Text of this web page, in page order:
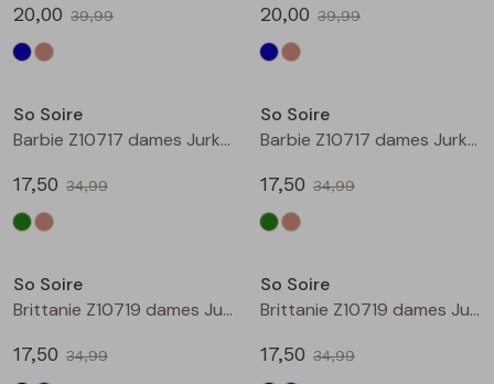
20,00 39,99
20,00 39,99
So Soire
Barbie Z10717 dames Jurk Army
17,50 34,99
So Soire
Barbie Z10717 dames Jurk Zand
17,50 34,99
So Soire
Brittanie Z10719 dames Jurk Zwart
17,50 34,99
So Soire
Brittanie Z10719 dames Jurk Marine
17,50 34,99